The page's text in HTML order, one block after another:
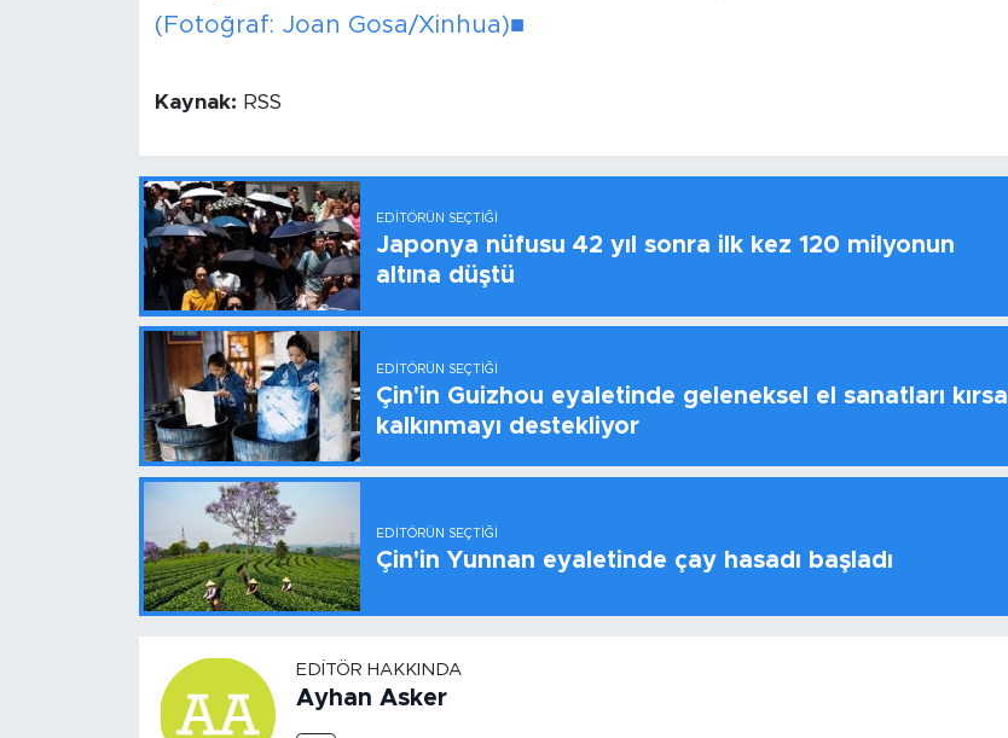
(Fotoğraf: Joan Gosa/Xinhua)■
Kaynak: RSS
EDITÖRÜN SEÇTIĞI
Japonya nüfusu 42 yıl sonra ilk kez 120 milyonun
altına düştü
EDITÖRÜN SEÇTIĞI
Çin'in Guizhou eyaletinde geleneksel el sanatları kırsal
kalkınmayı destekliyor
EDITÖRÜN SEÇTIĞI
Çin'in Yunnan eyaletinde çay hasadı başladı
EDITÖR HAKKINDA
Ayhan Asker